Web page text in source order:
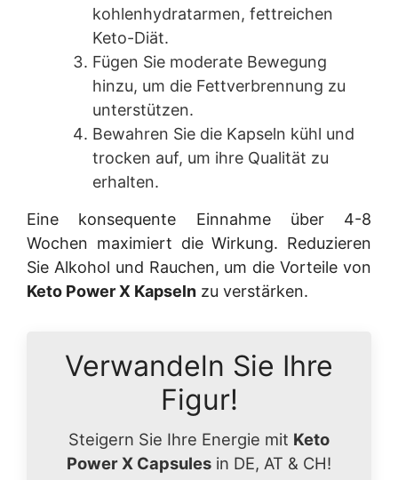
kohlenhydratarmen, fettreichen
Keto-Diät.
Fügen Sie moderate Bewegung
hinzu, um die Fettverbrennung zu
unterstützen.
Bewahren Sie die Kapseln kühl und
trocken auf, um ihre Qualität zu
erhalten.
Eine konsequente Einnahme über 4-8
Wochen maximiert die Wirkung. Reduzieren
Sie Alkohol und Rauchen, um die Vorteile von
Keto Power X Kapseln zu verstärken.
Verwandeln Sie Ihre
Figur!
Steigern Sie Ihre Energie mit Keto
Power X Capsules in DE, AT & CH!